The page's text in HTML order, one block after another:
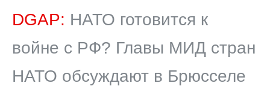
DGAP: НАТО готовится к
войне с РФ? Главы МИД стран
НАТО обсуждают в Брюсселе